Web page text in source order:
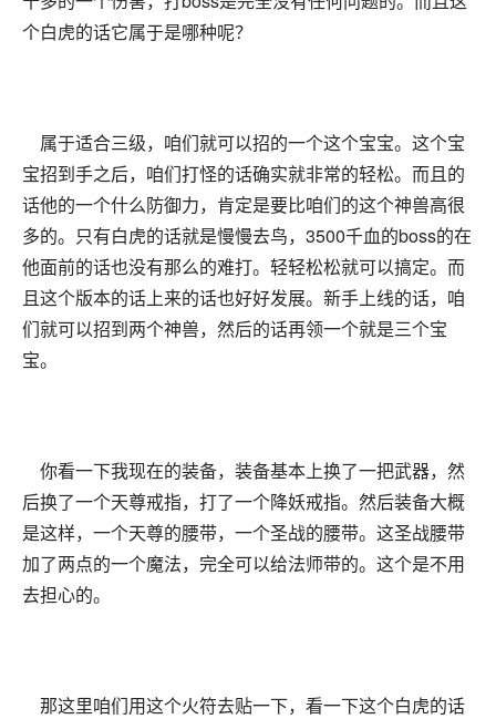
个白虎的话它属于是哪种呢？
属于适合三级，咱们就可以招的一个这个宝宝。这个宝
宝招到手之后，咱们打怪的话确实就非常的轻松。而且的
话他的一个什么防御力，肯定是要比咱们的这个神兽高很
多的。只有白虎的话就是慢慢去鸟，3500千血的boss的在
他面前的话也没有那么的难打。轻轻松松就可以搞定。而
且这个版本的话上来的话也好好发展。新手上线的话，咱
们就可以招到两个神兽，然后的话再领一个就是三个宝
宝。
你看一下我现在的装备，装备基本上换了一把武器，然
后换了一个天尊戒指，打了一个降妖戒指。然后装备大概
是这样，一个天尊的腰带，一个圣战的腰带。这圣战腰带
加了两点的一个魔法，完全可以给法师带的。这个是不用
去担心的。
那这里咱们用这个火符去贴一下，看一下这个白虎的话